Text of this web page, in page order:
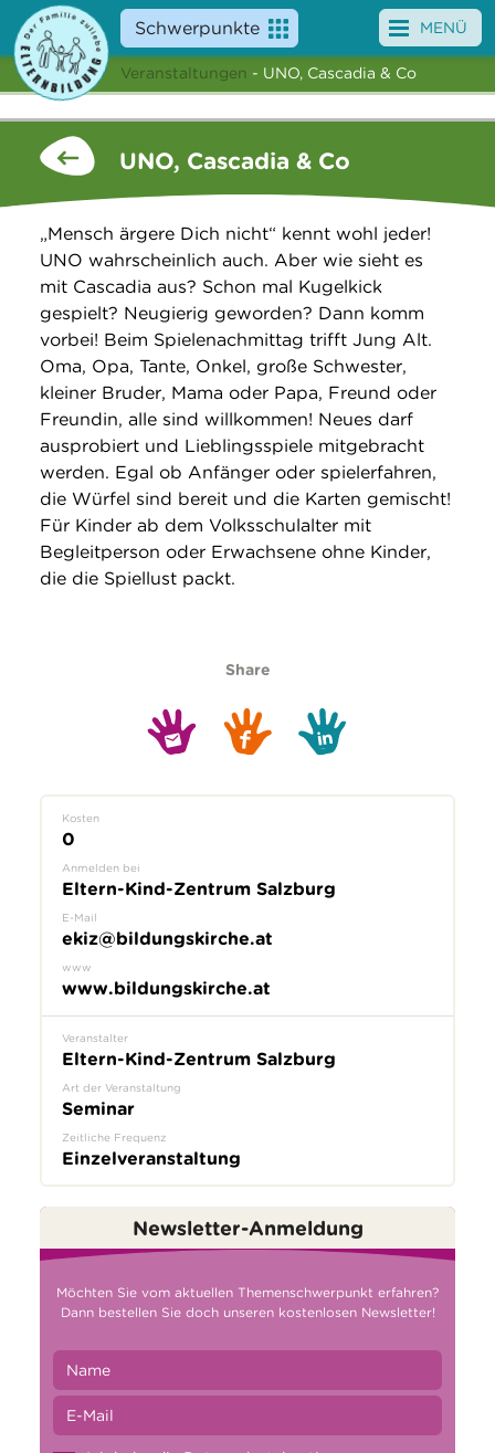
Schwerpunkte
Angebote
Veranstaltungen
Service
Über uns
Suche
MENÜ
Veranstaltungen - UNO, Cascadia & Co
UNO, Cascadia & Co
„Mensch ärgere Dich nicht“ kennt wohl jeder!
UNO wahrscheinlich auch. Aber wie sieht es
mit Cascadia aus? Schon mal Kugelkick
gespielt? Neugierig geworden? Dann komm
vorbei! Beim Spielenachmittag trifft Jung Alt.
Oma, Opa, Tante, Onkel, große Schwester,
kleiner Bruder, Mama oder Papa, Freund oder
Freundin, alle sind willkommen! Neues darf
ausprobiert und Lieblingsspiele mitgebracht
werden. Egal ob Anfänger oder spielerfahren,
die Würfel sind bereit und die Karten gemischt!
Für Kinder ab dem Volksschulalter mit
Begleitperson oder Erwachsene ohne Kinder,
die die Spiellust packt.
Share
Kosten
0
Anmelden bei
Eltern-Kind-Zentrum Salzburg
E-Mail
ekiz@bildungskirche.at
www
www.bildungskirche.at
Veranstalter
Eltern-Kind-Zentrum Salzburg
Art der Veranstaltung
Seminar
Zeitliche Frequenz
Einzelveranstaltung
Newsletter-Anmeldung
Möchten Sie vom aktuellen Themenschwerpunkt erfahren?
Dann bestellen Sie doch unseren kostenlosen Newsletter!